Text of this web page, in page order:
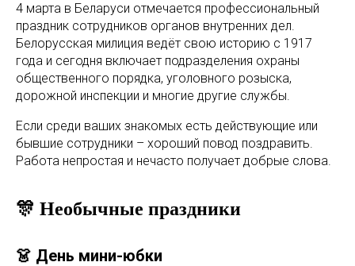
4 марта в Беларуси отмечается профессиональный
праздник сотрудников органов внутренних дел.
Белорусская милиция ведёт свою историю с 1917
года и сегодня включает подразделения охраны
общественного порядка, уголовного розыска,
дорожной инспекции и многие другие службы.
Если среди ваших знакомых есть действующие или
бывшие сотрудники – хороший повод поздравить.
Работа непростая и нечасто получает добрые слова.
🎊 Необычные праздники
👗 День мини-юбки